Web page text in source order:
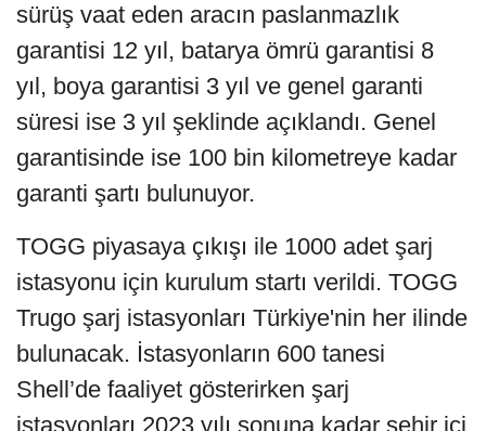
sürüş vaat eden aracın paslanmazlık
garantisi 12 yıl, batarya ömrü garantisi 8
yıl, boya garantisi 3 yıl ve genel garanti
süresi ise 3 yıl şeklinde açıklandı. Genel
garantisinde ise 100 bin kilometreye kadar
garanti şartı bulunuyor.
TOGG piyasaya çıkışı ile 1000 adet şarj
istasyonu için kurulum startı verildi. TOGG
Trugo şarj istasyonları Türkiye'nin her ilinde
bulunacak. İstasyonların 600 tanesi
Shell’de faaliyet gösterirken şarj
istasyonları 2023 yılı sonuna kadar şehir içi